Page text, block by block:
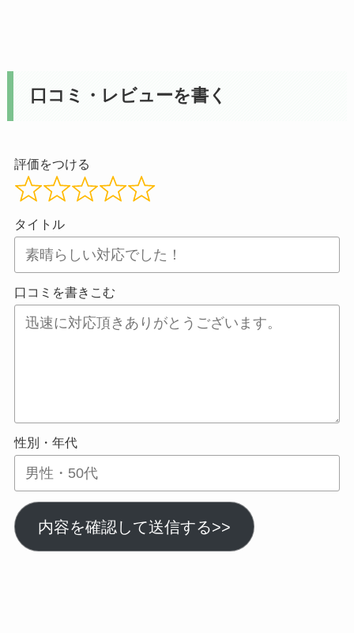
口コミ・レビューを書く
評価をつける
タイトル
口コミを書きこむ
性別・年代
内容を確認して送信する>>